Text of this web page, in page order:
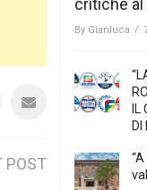
POST
critiche
By Gianluca /